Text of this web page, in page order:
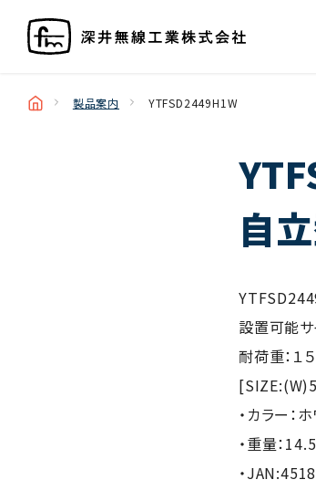
製品案内 YTFSD2449H1W
自
設置可能サ
耐荷重：１
・カラー：
・重量：
・